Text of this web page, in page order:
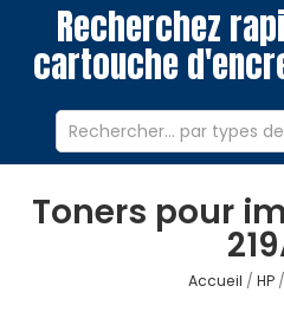
Recherchez
cartouche
Toners pour
Accueil HP